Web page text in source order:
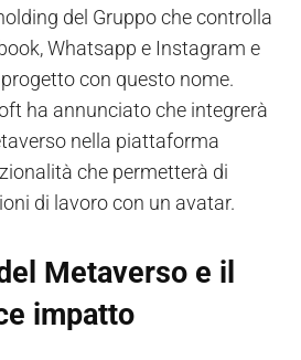
del Gruppo che controlla
Whatsapp e Instagram e
con questo nome.
ha annunciato che integrerà
nella piattaforma
che permetterà di
di lavoro con un avatar.
Metaverso e il
impatto